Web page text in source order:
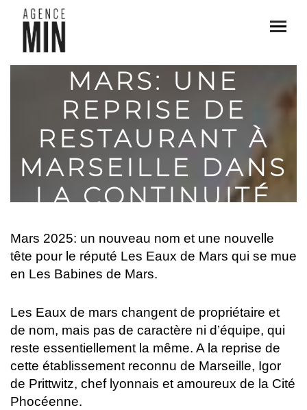
LES BABINES DE
MARS: UNE
REPRISE DE
RESTAURANT À
MARSEILLE DANS
LA CONTINUITÉ
Mars 2025: un nouveau nom et une nouvelle
tête pour le réputé Les Eaux de Mars qui se mue
en Les Babines de Mars.
Les Eaux de mars changent de propriétaire et
de nom, mais pas de caractère ni d’équipe, qui
reste essentiellement la même. A la reprise de
cette établissement reconnu de Marseille, Igor
de Prittwitz, chef lyonnais et amoureux de la Cité
Phocéenne.